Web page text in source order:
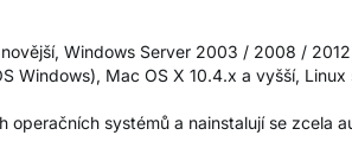
Windows Server 2003 / 2008 /
Windows), Mac OS X 10.4.x a vyšší,
operačních systémů a nainstalují se zcela